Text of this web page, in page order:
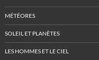
MÉTÉORES
SOLEIL ET PLANÈTES
LES HOMMES ET LE CIEL